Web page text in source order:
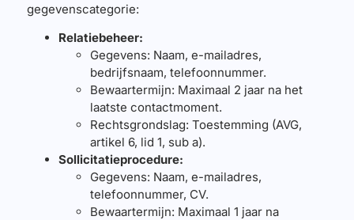
gegevenscategorie:
Relatiebeheer:
Gegevens: Naam, e-mailadres,
bedrijfsnaam, telefoonnummer.
Bewaartermijn: Maximaal 2 jaar na het
laatste contactmoment.
Rechtsgrondslag: Toestemming (AVG,
artikel 6, lid 1, sub a).
Sollicitatieprocedure:
Gegevens: Naam, e-mailadres,
telefoonnummer, CV.
Bewaartermijn: Maximaal 1 jaar na